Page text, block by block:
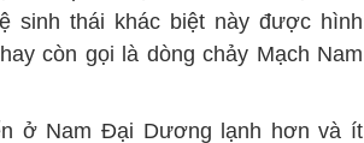
sinh thái khác biệt này được hình
còn gọi là dòng chảy Mạch Nam
ở Nam Đại Dương lạnh hơn và ít